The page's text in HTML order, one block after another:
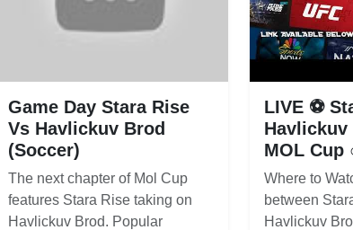
Game Day Stara Rise
Vs Havlickuv Brod
(Soccer)
The next chapter of Mol Cup
features Stara Rise taking on
Havlickuv Brod. Popular
LIVE ⚽
Havlickuv
MOL Cup
Where to
between
Havlickuv